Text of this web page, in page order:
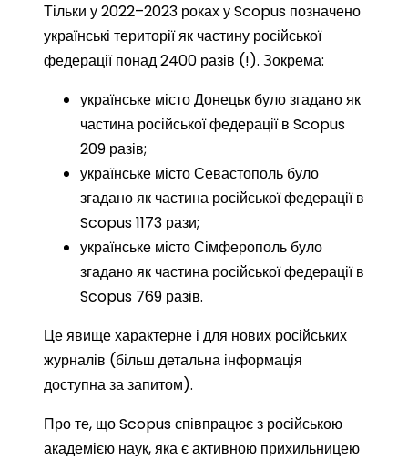
Тільки у 2022–2023 роках у Scopus позначено
українські території як частину російської
федерації понад 2400 разів (!). Зокрема:
українське місто Донецьк було згадано як
частина російської федерації в Scopus
209 разів;
українське місто Севастополь було
згадано як частина російської федерації в
Scopus 1173 рази;
українське місто Сімферополь було
згадано як частина російської федерації в
Scopus 769 разів.
Це явище характерне і для нових російських
журналів (більш детальна інформація
доступна за запитом).
Про те, що Scopus співпрацює з російською
академією наук, яка є активною прихильницею